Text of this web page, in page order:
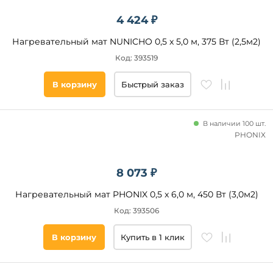
4 424 ₽
Нагревательный мат NUNICHO 0,5 x 5,0 м, 375 Вт (2,5м2)
Код: 393519
В корзину Быстрый заказ
8 073 ₽
Нагревательный мат PHONIX 0,5 x 6,0 м, 450 Вт (3,0м2)
В наличии 100 шт.
Код: 393506
PHONIX
В корзину Купить в 1 клик